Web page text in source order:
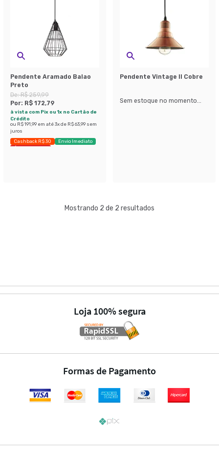
Pendente Aramado Balao
Preto
De:R$ 259,99
Por: R$ 172,79
à vista com Pix ou 1x no Cartão de
Crédito
ou R$ 191,99 em até3x de R$ 63,99 sem
juros
Cashback R$ 30
Envio Imediato
Últimas peças
Pendente Vintage II Cobre
Sem estoque no momento...
Mostrando 2 de 2 resultados